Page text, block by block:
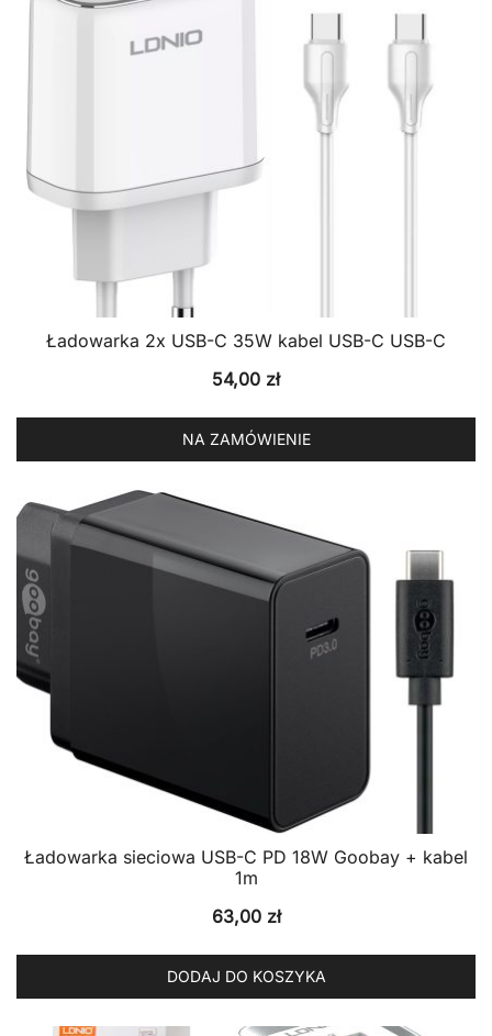
Ładowarka 2x USB-C 35W kabel USB-C USB-C
54,00 zł
NA ZAMÓWIENIE
Ładowarka sieciowa USB-C PD 18W Goobay + kabel
1m
63,00 zł
DODAJ DO KOSZYKA